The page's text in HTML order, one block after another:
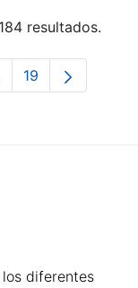
resultados.
intermedias
Página
19
diferentes